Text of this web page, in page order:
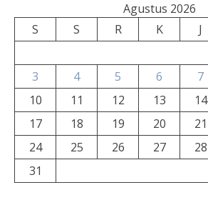
Agustus 2026
S
S R K J
3
4 5 6 7
10
11 12 13 14
17
18 19 20 21
24
25 26 27 28
31